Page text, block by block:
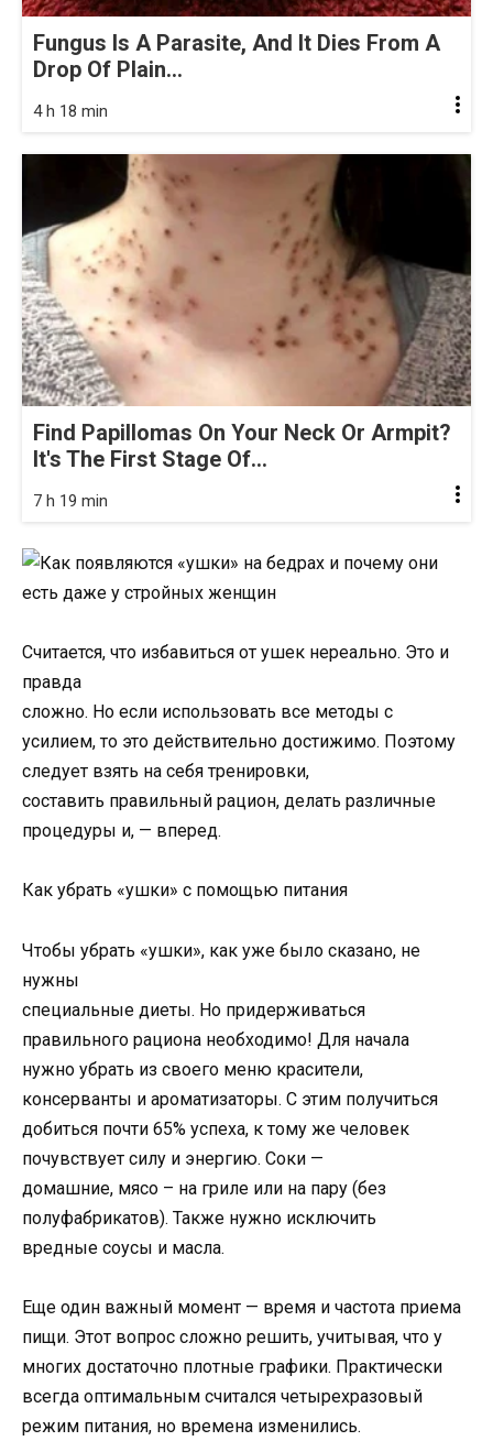
Fungus Is A Parasite, And It Dies From A
Drop Of Plain...
4 h 18 min
Find Papillomas On Your Neck Or Armpit?
It's The First Stage Of...
7 h 19 min
Считается, что избавиться от ушек нереально. Это и
правда
сложно. Но если использовать все методы с
усилием, то это действительно достижимо. Поэтому
следует взять на себя тренировки,
составить правильный рацион, делать различные
процедуры и, — вперед.
Как убрать «ушки» с помощью питания
Чтобы убрать «ушки», как уже было сказано, не
нужны
специальные диеты. Но придерживаться
правильного рациона необходимо! Для начала
нужно убрать из своего меню красители,
консерванты и ароматизаторы. С этим получиться
добиться почти 65% успеха, к тому же человек
почувствует силу и энергию. Соки —
домашние, мясо – на гриле или на пару (без
полуфабрикатов). Также нужно исключить
вредные соусы и масла.
Еще один важный момент — время и частота приема
пищи. Этот вопрос сложно решить, учитывая, что у
многих достаточно плотные графики. Практически
всегда оптимальным считался четырехразовый
режим питания, но времена изменились.